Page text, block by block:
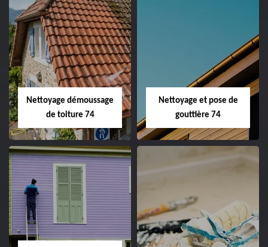
Nettoyage démoussage
de toiture 74
Nettoyage et pose de
gouttière 74